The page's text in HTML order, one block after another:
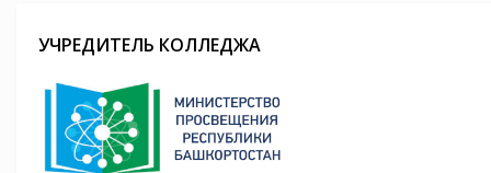
УЧРЕДИТЕЛЬ КОЛЛЕДЖА